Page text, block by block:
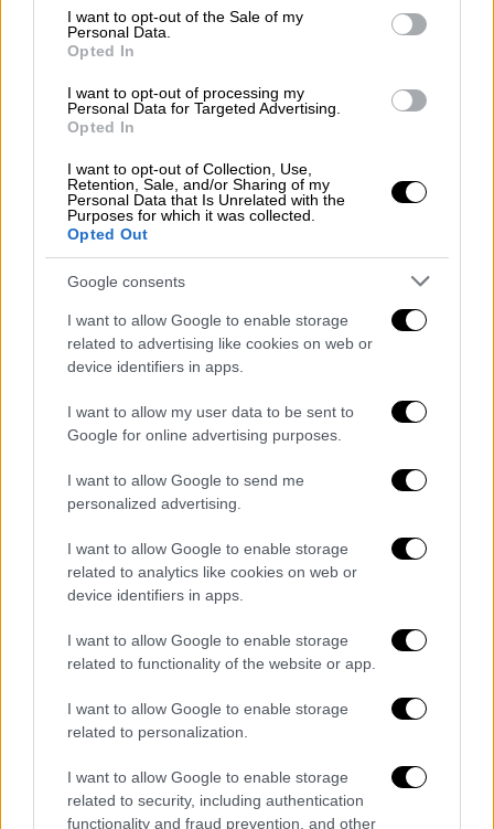
consent section.
I want to opt-out of the Sale of my
Personal Data.
Opted In
I want to opt-out of processing my
Personal Data for Targeted Advertising.
Opted In
I want to opt-out of Collection, Use,
Retention, Sale, and/or Sharing of my
Personal Data that Is Unrelated with the
Purposes for which it was collected.
Opted Out
Google consents
I want to allow Google to enable storage
related to advertising like cookies on web or
device identifiers in apps.
I want to allow my user data to be sent to
Google for online advertising purposes.
I want to allow Google to send me
personalized advertising.
I want to allow Google to enable storage
related to analytics like cookies on web or
device identifiers in apps.
I want to allow Google to enable storage
related to functionality of the website or app.
I want to allow Google to enable storage
related to personalization.
I want to allow Google to enable storage
related to security, including authentication
functionality and fraud prevention, and other
Η αποβολή του Ντέβιντ Χότζα στο 24ο
λεπτό άλλαξε τις ισορροπίες της
αναμέτρησης, με τους φιλοξενούμενους να
παίρνουν σταδιακά τον έλεγχο. Ο
έχοντας σε εξαιρετική ημέρα τον
Κουτσερένκο, ωστόσο η συνεχής πίεση του
Άρη απέδωσε καρπούς στο 78’, όταν ο
Φαμπιάνο Λέισμαν με κεφαλιά έδωσε τη
λύση και το προβάδισμα στους Κίτρινους.
Η ομάδα του Γιάννη Αναστασίου γνώρισε την
έκτη διαδοχική ήττα της στο πρωτάθλημα,
αδυνατώντας να εκμεταλλευτεί τις όποιες
στιγμές είχε στο παιχνίδι, παρά τη
Με αυτή τη νίκη, ο Άρης έφτασε τους 25
βαθμούς και διατηρεί ελπίδες για καλύτερη
βαθμολογική πορεία στη συνέχεια της σεζόν.
Ο Παναιτωλικός παρέμεινε στους 15
το ενδιαφέρον του στο επόμενο κρίσιμο
παιχνίδι με την ΑΕΛ στη Λάρισα.
ΠΑΝΑΙΤΩΛΙΚΟΣ(Γιάννης Αναστασίου):
Κουτσερένκο, Γκράναθ, Γκαρσία, Μλάντεν
(83’ Αποστολόπουλος), Μαυρίας, Μανρίκε,
Μπουχαλάκης (90’+1’ Μπελεβώνης),